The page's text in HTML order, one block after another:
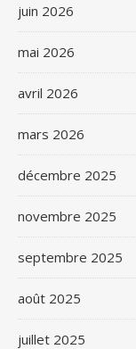
juin 2026
mai 2026
avril 2026
mars 2026
décembre 2025
novembre 2025
septembre 2025
août 2025
juillet 2025